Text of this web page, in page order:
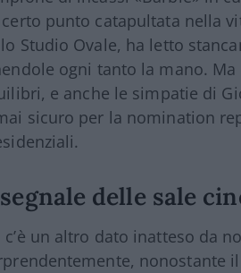
punto catapultata nella
Studio Ovale, ha letto
ogni tanto la mano.
e anche le simpatie di
sicuro per la nomination
delle sale
c’è un altro dato inatteso da
nonostante